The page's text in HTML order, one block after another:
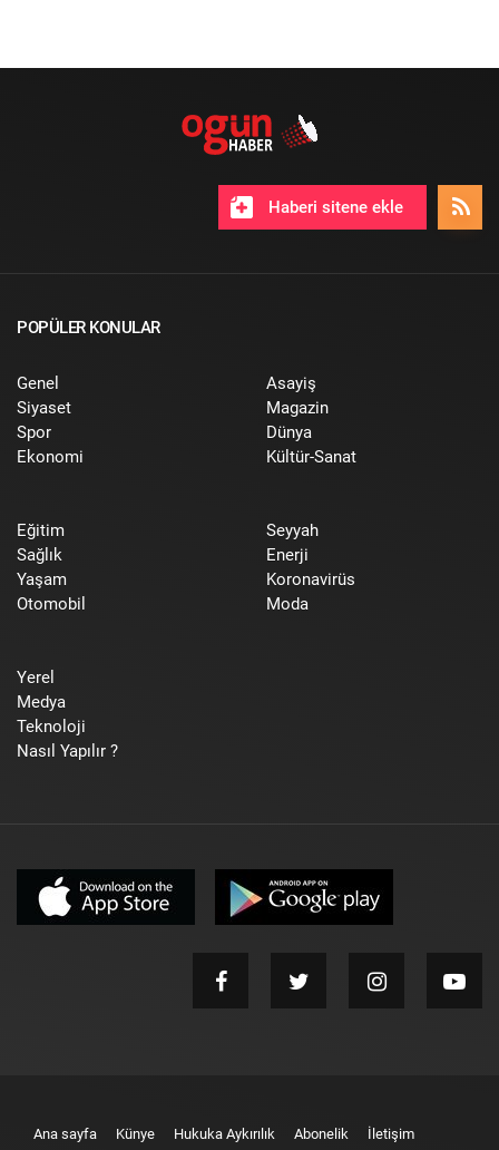
Haberi sitene ekle
POPÜLER KONULAR
Genel
Siyaset
Spor
Ekonomi
Asayiş
Magazin
Dünya
Kültür-Sanat
Eğitim
Sağlık
Yaşam
Otomobil
Seyyah
Enerji
Koronavirüs
Moda
Yerel
Medya
Teknoloji
Nasıl Yapılır ?
Ana sayfa Künye Hukuka Aykırılık Abonelik İletişim